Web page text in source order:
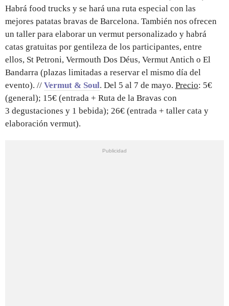
Habrá food trucks y se hará una ruta especial con las
mejores patatas bravas de Barcelona. También nos ofrecen
un taller para elaborar un vermut personalizado y habrá
catas gratuitas por gentileza de los participantes, entre
ellos, St Petroni, Vermouth Dos Déus, Vermut Antich o El
Bandarra (plazas limitadas a reservar el mismo día del
evento). // Vermut & Soul. Del 5 al 7 de mayo. Precio: 5€
(general); 15€ (entrada + Ruta de la Bravas con
3 degustaciones y 1 bebida); 26€ (entrada + taller cata y
elaboración vermut).